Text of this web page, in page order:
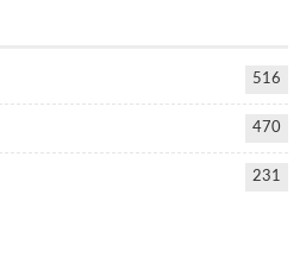
516
470
231